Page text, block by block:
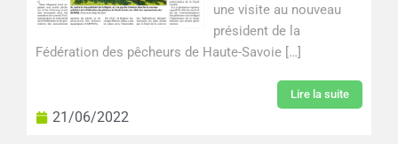
une visite au nouveau
président de la
Fédération des pêcheurs de Haute-Savoie […]
Lire la suite
21/06/2022